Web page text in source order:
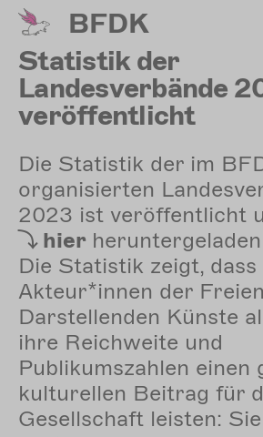
Direkt
zum
Inhalt
BFDK
Statistik der
Landesverbände
veröffentlicht
Die Statistik der im
organisierten
2023 ist veröffentlicht
hier
Die Statistik zeigt, dass
Akteur*innen der Freien
Darstellenden Künste
ihre Reichweite und
Publikumszahlen einen
kulturellen Beitrag für
Gesellschaft leisten: